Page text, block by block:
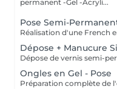
permanent -Gel -Acryli...
Pose Semi-
Dépose + Manucure
Ongles en Gel - Pose